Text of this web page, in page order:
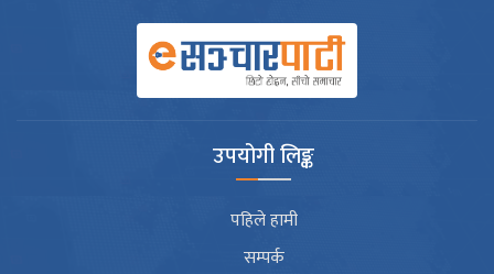
उपयोगी लिङ्क
पहिले हामी
सम्पर्क